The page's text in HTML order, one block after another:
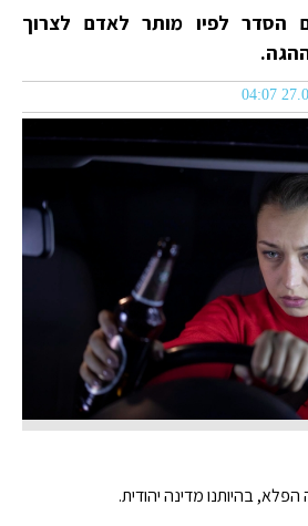
הסדר לפיו מותר לאדם לצרוך
בהיותנו מדינה יהודית.